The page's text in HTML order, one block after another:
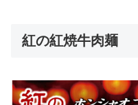
紅の紅焼牛肉麺